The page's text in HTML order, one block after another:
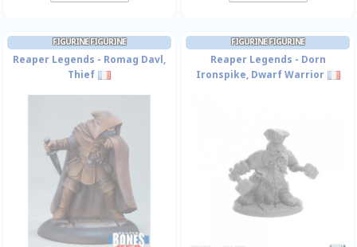
FIGURINE FIGURINE
Reaper Legends - Romag Davl,
Thief
FIGURINE FIGURINE
Reaper Legends - Dorn
Ironspike, Dwarf Warrior